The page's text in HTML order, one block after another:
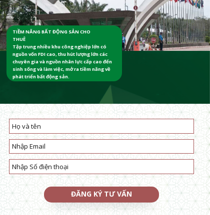
TIỀM NĂNG BẤT ĐỘNG SẢN CHO
THUÊ
Tập trung nhiều khu công nghiệp lớn có
nguồn vốn FDI cao, thu hút lượng lớn các
chuyên gia và nguồn nhân lực cấp cao đến
sinh sống và làm việc, mở ra tiềm năng về
phát triển bất động sản.
* Đăng ký nhận tin từ Sunwah Pearl
ĐĂNG KÝ TƯ VẤN